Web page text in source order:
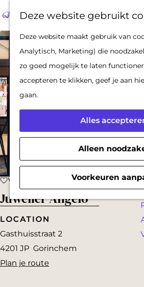
Deze website gebruikt
Deze website maakt gebruik van
Analytisch, Marketing) die
zo goed mogelijk te laten
accepteren te klikken, geef je aan
gaan.
Alles
Alleen
Voorkeuren
G
a
n
a
a
r
d
e
h
o
m
p
a
g
e
F
v
o
t
e
n
K
Z
e
Juwelier Angelo
Voeg toe als favoriet
Voeg toe als favoriet
LOCATION
Gasthuisstraat 2
4201 JP Gorinchem
Plan je route